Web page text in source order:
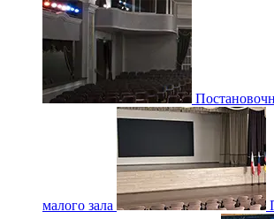
малого зала